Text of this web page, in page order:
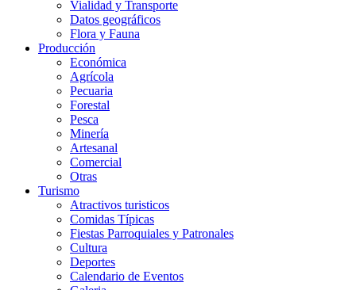
Vialidad y Transporte
Datos geográficos
Flora y Fauna
Producción
Económica
Agrícola
Pecuaria
Forestal
Pesca
Minería
Artesanal
Comercial
Otras
Turismo
Atractivos turisticos
Comidas Típicas
Fiestas Parroquiales y Patronales
Cultura
Deportes
Calendario de Eventos